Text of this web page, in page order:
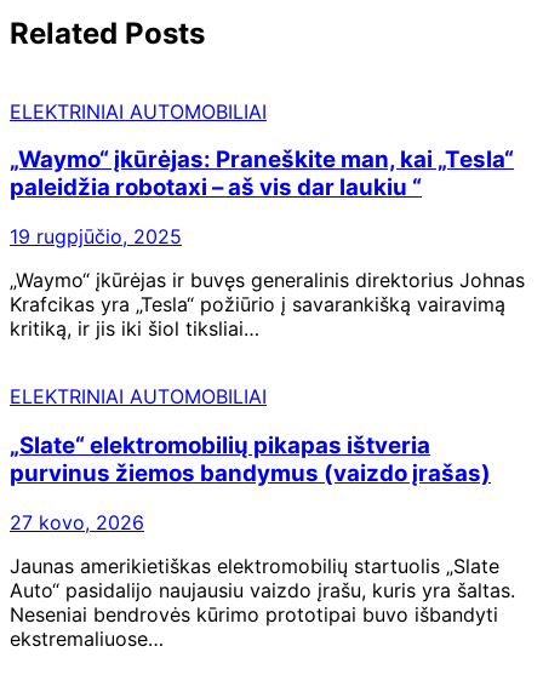
Related Posts
ELEKTRINIAI AUTOMOBILIAI
„Waymo“ įkūrėjas: Praneškite man, kai „Tesla“
paleidžia robotaxi – aš vis dar laukiu “
19 rugpjūčio, 2025
„Waymo“ įkūrėjas ir buvęs generalinis direktorius Johnas
Krafcikas yra „Tesla“ požiūrio į savarankišką vairavimą
kritiką, ir jis iki šiol tiksliai…
ELEKTRINIAI AUTOMOBILIAI
„Slate“ elektromobilių pikapas ištveria
purvinus žiemos bandymus (vaizdo įrašas)
27 kovo, 2026
Jaunas amerikietiškas elektromobilių startuolis „Slate
Auto“ pasidalijo naujausiu vaizdo įrašu, kuris yra šaltas.
Neseniai bendrovės kūrimo prototipai buvo išbandyti
ekstremaliuose…